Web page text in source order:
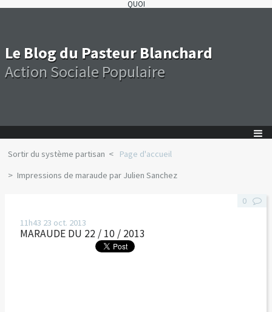
QUOI
Le Blog du Pasteur Blanchard
Action Sociale Populaire
Sortir du système partisan
Page d'accueil
Impressions de maraude par Julien Sanchez
11h43 23 oct. 2013
MARAUDE DU 22 / 10 / 2013
0